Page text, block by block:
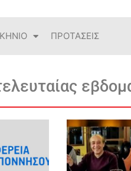
ΠΡΟΤΑΣΕΙΣ